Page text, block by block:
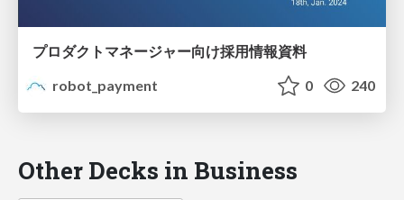
プロダクトマネージャー向け採用情報資料
robot_payment
0 240
Other Decks in Business